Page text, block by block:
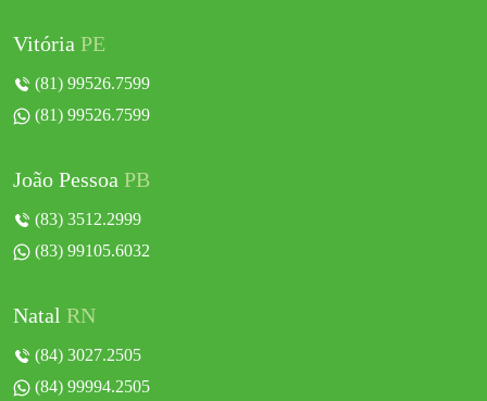
Vitória PE
(81) 99526.7599
(81) 99526.7599
João Pessoa PB
(83) 3512.2999
(83) 99105.6032
Natal RN
(84) 3027.2505
(84) 99994.2505